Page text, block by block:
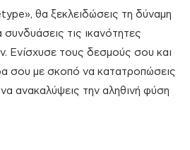
θα ξεκλειδώσεις τη δύναμη
συνδυάσεις τις ικανότητες
Ενίσχυσε τους δεσμούς σου και
σου με σκοπό να κατατροπώσεις
ανακαλύψεις την αληθινή φύση